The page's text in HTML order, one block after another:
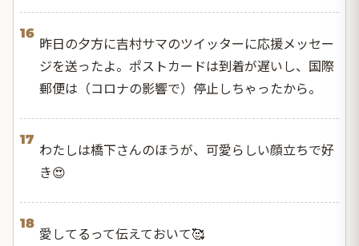
16
昨日の夕方に吉村サマのツイッターに応援メッセー
ジを送ったよ。ポストカードは到着が遅いし、国際
郵便は（コロナの影響で）停止しちゃったから。
17
わたしは橋下さんのほうが、可愛らしい顔立ちで好
き😍
18
愛してるって伝えておいて🥰